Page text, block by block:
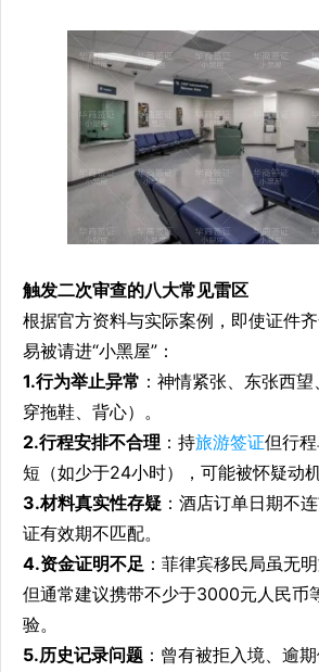
触发二次审查的八大常见雷区
根据官方资料与实际案例，即使证件
易被请进“小黑屋”：
1.行为举止异常 ：神情紧张、东张西
穿拖鞋、背心）。
2.行程安排不合理 ：持旅游签证但行
短（如少于24小时），可能被怀疑动机
3.材料真实性存疑 ：酒店订单日期不
证有效期不匹配。
4.资金证明不足 ：菲律宾移民局虽无
但通常建议携带不少于3000元人民币
验。
5.历史记录问题 ：曾有被拒入境、逾